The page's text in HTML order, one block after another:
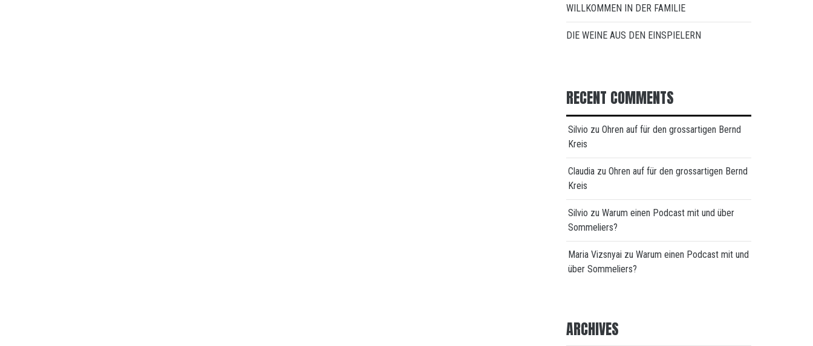
WILLKOMMEN IN DER FAMILIE
DIE WEINE AUS DEN EINSPIELERN
RECENT COMMENTS
Silvio zu Ohren auf für den grossartigen Bernd
Kreis
Claudia zu Ohren auf für den grossartigen Bernd
Kreis
Silvio zu Warum einen Podcast mit und über
Sommeliers?
Maria Vizsnyai zu Warum einen Podcast mit und
über Sommeliers?
ARCHIVES